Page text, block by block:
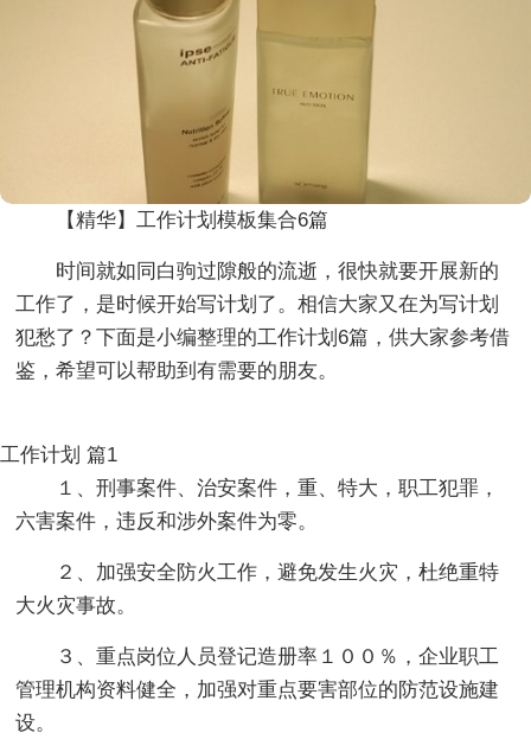
【精华】工作计划模板集合6篇
时间就如同白驹过隙般的流逝，很快就要开展新的
工作了，是时候开始写计划了。相信大家又在为写计划
犯愁了？下面是小编整理的工作计划6篇，供大家参考借
鉴，希望可以帮助到有需要的朋友。
工作计划 篇1
１、刑事案件、治安案件，重、特大，职工犯罪，
六害案件，违反和涉外案件为零。
２、加强安全防火工作，避免发生火灾，杜绝重特
大火灾事故。
３、重点岗位人员登记造册率１００％，企业职工
管理机构资料健全，加强对重点要害部位的防范设施建
设。